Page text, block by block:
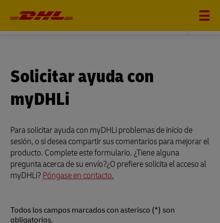
DHL GLOBAL FORWARDING
Solicitar ayuda con
myDHLi
Para solicitar ayuda con myDHLi problemas de inicio de
sesión, o si desea compartir sus comentarios para mejorar el
producto. Complete este formulario. ¿Tiene alguna
pregunta acerca de su envío?¿O prefiere solicita el acceso al
myDHLi? Póngase en contacto.
Todos los campos marcados con asterisco (*) son
obligatorios.